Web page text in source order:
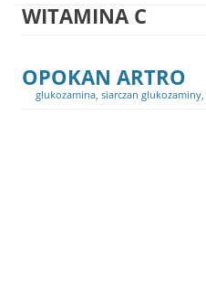
WITAMINA C
OPOKAN ARTRO
glukozamina siarczan glukozaminy